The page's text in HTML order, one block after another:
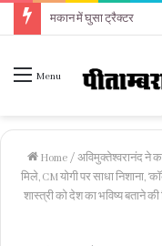
मकान में घुसा ट्रैक्टर
Menu
Home / अविमुक्तेश्वरानंद ने
मिले, CM योगी पर साधा निशाना,
शास्त्री को देश का भविष्य बताने की